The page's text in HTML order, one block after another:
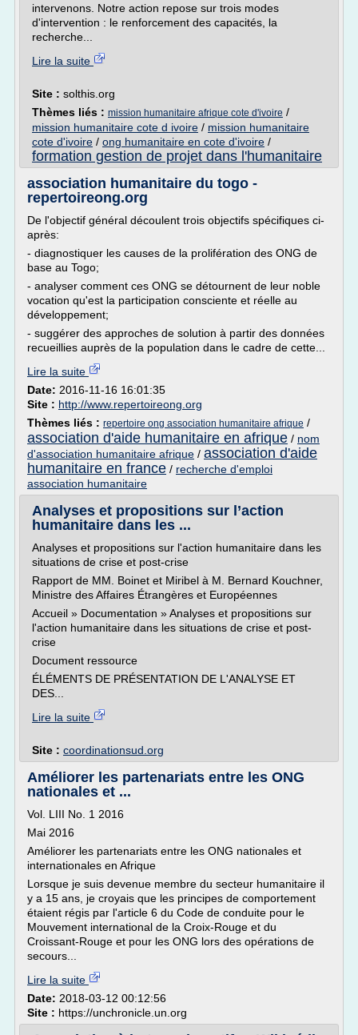
intervenons. Notre action repose sur trois modes
d'intervention : le renforcement des capacités, la
recherche...
Lire la suite
Site : solthis.org
Thèmes liés : mission humanitaire afrique cote d'ivoire /
mission humanitaire cote d ivoire / mission humanitaire
cote d'ivoire / ong humanitaire en cote d'ivoire /
formation gestion de projet dans l'humanitaire
association humanitaire du togo -
repertoireong.org
De l'objectif général découlent trois objectifs spécifiques ci-
après:
- diagnostiquer les causes de la prolifération des ONG de
base au Togo;
- analyser comment ces ONG se détournent de leur noble
vocation qu'est la participation consciente et réelle au
développement;
- suggérer des approches de solution à partir des données
recueillies auprès de la population dans le cadre de cette...
Lire la suite
Date: 2016-11-16 16:01:35
Site : http://www.repertoireong.org
Thèmes liés : repertoire ong association humanitaire afrique /
association d'aide humanitaire en afrique / nom
d'association humanitaire afrique / association d'aide
humanitaire en france / recherche d'emploi
association humanitaire
Analyses et propositions sur l’action
humanitaire dans les ...
Analyses et propositions sur l'action humanitaire dans les
situations de crise et post-crise
Rapport de MM. Boinet et Miribel à M. Bernard Kouchner,
Ministre des Affaires Étrangères et Européennes
Accueil » Documentation » Analyses et propositions sur
l'action humanitaire dans les situations de crise et post-
crise
Document ressource
ÉLÉMENTS DE PRÉSENTATION DE L'ANALYSE ET
DES...
Lire la suite
Site : coordinationsud.org
Améliorer les partenariats entre les ONG
nationales et ...
Vol. LIII No. 1 2016
Mai 2016
Améliorer les partenariats entre les ONG nationales et
internationales en Afrique
Lorsque je suis devenue membre du secteur humanitaire il
y a 15 ans, je croyais que les principes de comportement
étaient régis par l'article 6 du Code de conduite pour le
Mouvement international de la Croix-Rouge et du
Croissant-Rouge et pour les ONG lors des opérations de
secours...
Lire la suite
Date: 2018-03-12 00:12:56
Site : https://unchronicle.un.org